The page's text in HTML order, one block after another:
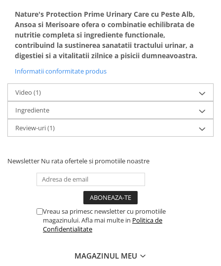
Nature's Protection Prime Urinary Care cu Peste Alb,
Ansoa si Merisoare ofera o combinatie echilibrata de
nutritie completa si ingrediente functionale,
contribuind la sustinerea sanatatii tractului urinar, a
digestiei si a vitalitatii zilnice a pisicii dumneavoastra.
Informatii conformitate produs
Video (1)
Ingrediente
Review-uri(1)
Newsletter Nu rata ofertele si promotiile noastre
Vreau sa primesc newsletter cu promotiile
magazinului. Afla mai multe in Politica de
Confidentialitate
MAGAZINUL MEU